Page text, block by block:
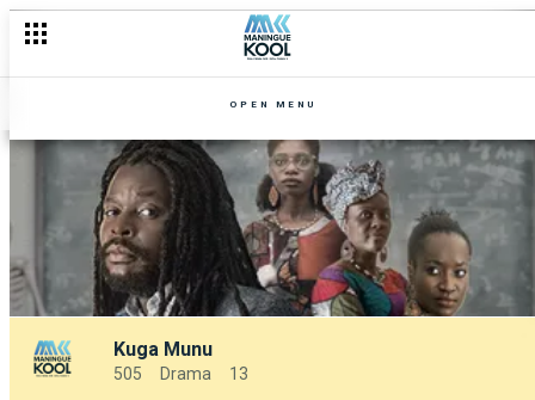
OPEN MENU
Kuga Munu
505 Drama 13